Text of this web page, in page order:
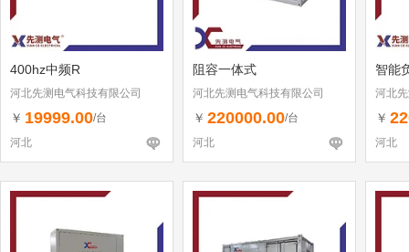
400hz中频R
河北先测电气科技有限公司
￥ 19999.00/台
河北
阻容一体式
河北先测电气科技有限公司
￥ 220000.00/台
河北
智能
河北
￥
河北